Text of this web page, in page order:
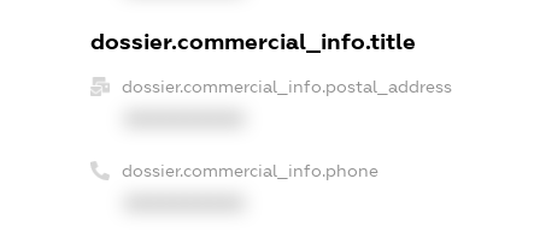
dossier.commercial_info.title
dossier.commercial_info.postal_address
dossier.commercial_info.phone